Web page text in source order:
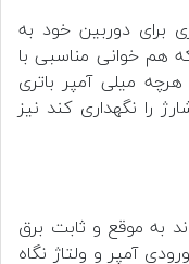
برای دوربین خود به
هم خوانی مناسبی با
میلی آمپر باتری
را نگهداری کند نیز
به موقع و ثابت برق
آمپر و ولتاژ نگاه